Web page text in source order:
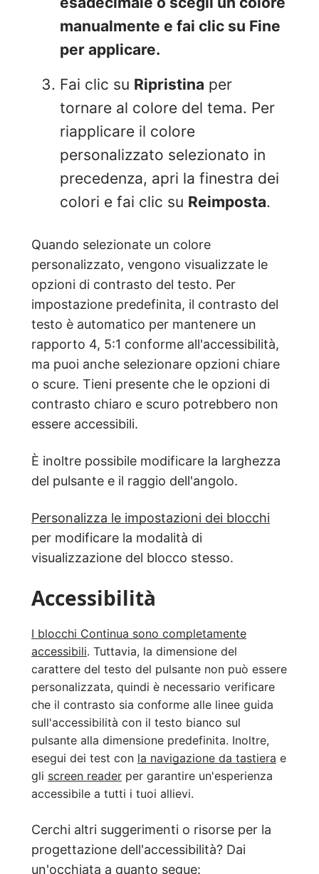
manualmente e fai clic su Fine
per applicare.
Fai clic su Ripristina per
tornare al colore del tema. Per
riapplicare il colore
personalizzato selezionato in
precedenza, apri la finestra dei
colori e fai clic su Reimposta.
Quando selezionate un colore
personalizzato, vengono visualizzate le
opzioni di contrasto del testo. Per
impostazione predefinita, il contrasto del
testo è automatico per mantenere un
rapporto 4, 5:1 conforme all'accessibilità,
ma puoi anche selezionare opzioni chiare
o scure. Tieni presente che le opzioni di
contrasto chiaro e scuro potrebbero non
essere accessibili.
È inoltre possibile modificare la larghezza
del pulsante e il raggio dell'angolo.
Personalizza le impostazioni dei blocchi
per modificare la modalità di
visualizzazione del blocco stesso.
Accessibilità
I blocchi Continua sono completamente
accessibili. Tuttavia, la dimensione del
carattere del testo del pulsante non può essere
personalizzata, quindi è necessario verificare
che il contrasto sia conforme alle linee guida
sull'accessibilità con il testo bianco sul
pulsante alla dimensione predefinita. Inoltre,
esegui dei test con la navigazione da tastiera e
gli screen reader per garantire un'esperienza
accessibile a tutti i tuoi allievi.
Cerchi altri suggerimenti o risorse per la
progettazione dell'accessibilità? Dai
un'occhiata a quanto segue: